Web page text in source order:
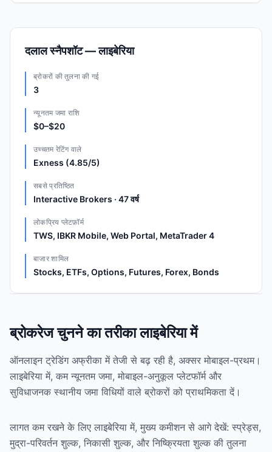
दलाल स्नैपशॉट — लाइबेरिया
ब्रोकरों की तुलना की गई
3
न्यूनतम जमा राशि
$0–$20
उच्चतम रेटिंग वाले
Exness (4.85/5)
सबसे प्रतिष्ठित
Interactive Brokers · 47 वर्ष
लोकप्रिय प्लेटफ़ॉर्म
TWS, IBKR Mobile, Web Portal, MetaTrader 4
बाजार शामिल
Stocks, ETFs, Options, Futures, Forex, Bonds
ब्रोकरेज चुनने का तरीका लाइबेरिया में
ऑनलाइन ट्रेडिंग अफ्रीका में तेजी से बढ़ रही है, अक्सर मोबाइल-प्रथम।
लाइबेरिया में, कम न्यूनतम जमा, मोबाइल-अनुकूल प्लेटफॉर्म और
सुविधाजनक स्थानीय जमा विधियों वाले ब्रोकरों को प्राथमिकता दें।
लागत कम रखने के लिए लाइबेरिया में, मुख्य कमीशन से आगे देखें: स्प्रेड्स,
मुद्रा-परिवर्तन शुल्क, निकासी शुल्क, और निष्क्रियता शुल्क की तुलना